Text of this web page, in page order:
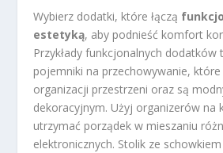
Wybierz dodatki, które łączą
estetyką, aby podnieść komfort
Przykłady funkcjonalnych dodatków
pojemniki na przechowywanie,
organizacji przestrzeni oraz są
dekoracyjnym. Użyj organizerów na
utrzymać porządek w mieszaniu
elektronicznych. Stolik ze